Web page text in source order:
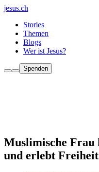
jesus.ch
Stories
Themen
Blogs
Wer ist Jesus?
Spenden
Muslimische Frau
und erlebt Freiheit